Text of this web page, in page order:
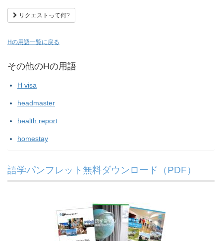
リクエストって何?
Hの用語一覧に戻る
その他のHの用語
H visa
headmaster
health report
homestay
語学パンフレット無料ダウンロード（PDF）